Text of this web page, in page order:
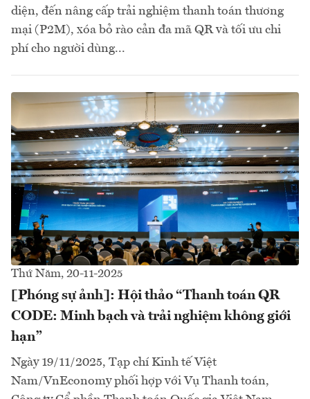
diện, đến nâng cấp trải nghiệm thanh toán thương
mại (P2M), xóa bỏ rào cản đa mã QR và tối ưu chi
phí cho người dùng...
Thứ Năm, 20-11-2025
[Phóng sự ảnh]: Hội thảo “Thanh toán QR
CODE: Minh bạch và trải nghiệm không giới
hạn”
Ngày 19/11/2025, Tạp chí Kinh tế Việt
Nam/VnEconomy phối hợp với Vụ Thanh toán,